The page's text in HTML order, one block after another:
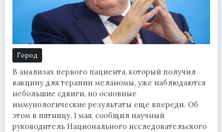
Город
В анализах первого пациента, который получил
вакцину для терапии меланомы, уже наблюдаются
небольшие сдвиги, но основные
иммунологические результаты еще впереди. Об
этом в пятницу, 1 мая, сообщил научный
руководитель Национального исследовательского